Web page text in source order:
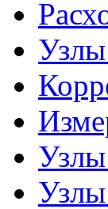
Узлы
Узлы